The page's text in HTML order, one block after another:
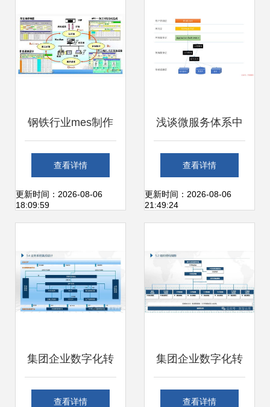
钢铁行业mes制作
执行系统应用
查看详情
更新时间：2026-08-06
18:09:59
浅谈微服务体系中
的分层设计与领域
划分
查看详情
更新时间：2026-08-06
21:49:24
集团企业数字化转
型蓝图规划及顶层
查看详情
集团企业数字化转
型蓝图规划及顶层
查看详情